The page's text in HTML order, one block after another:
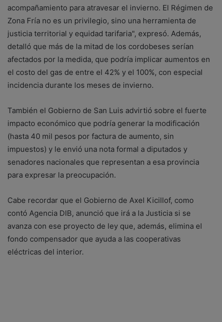
acompañamiento para atravesar el invierno. El Régimen de
Zona Fría no es un privilegio, sino una herramienta de
justicia territorial y equidad tarifaria", expresó. Además,
detalló que más de la mitad de los cordobeses serían
afectados por la medida, que podría implicar aumentos en
el costo del gas de entre el 42% y el 100%, con especial
incidencia durante los meses de invierno.
También el Gobierno de San Luis advirtió sobre el fuerte
impacto económico que podría generar la modificación
(hasta 40 mil pesos por factura de aumento, sin
impuestos) y le envió una nota formal a diputados y
senadores nacionales que representan a esa provincia
para expresar la preocupación.
Cabe recordar que el Gobierno de Axel Kicillof, como
contó Agencia DIB, anunció que irá a la Justicia si se
avanza con ese proyecto de ley que, además, elimina el
fondo compensador que ayuda a las cooperativas
eléctricas del interior.